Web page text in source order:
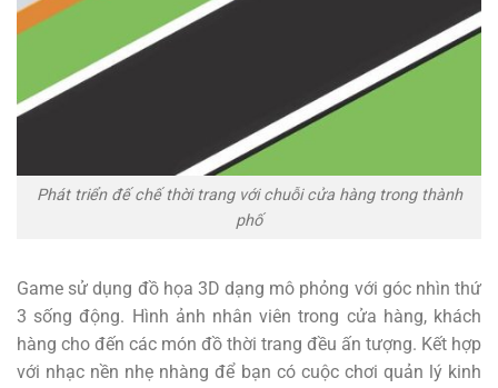
Phát triển đế chế thời trang với chuỗi cửa hàng trong thành
phố
Game sử dụng đồ họa 3D dạng mô phỏng với góc nhìn thứ
3 sống động. Hình ảnh nhân viên trong cửa hàng, khách
hàng cho đến các món đồ thời trang đều ấn tượng. Kết hợp
với nhạc nền nhẹ nhàng để bạn có cuộc chơi quản lý kinh